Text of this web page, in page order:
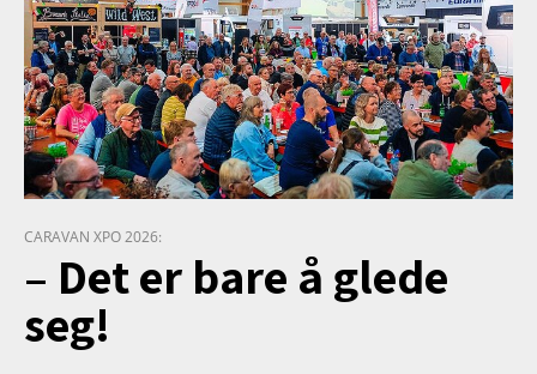
CARAVAN XPO 2026:
– Det er bare å glede
seg!